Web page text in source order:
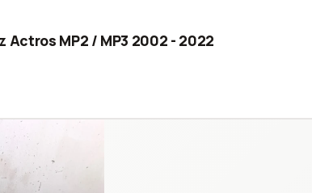
Actros MP2 / MP3 2002 - 2022